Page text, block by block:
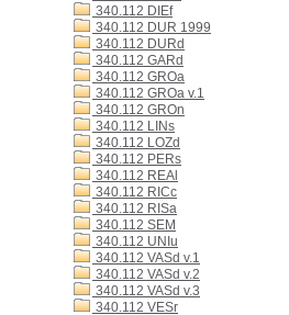
340.112 DIEf
340.112 DUR 1999
340.112 DURd
340.112 GARd
340.112 GROa
340.112 GROa v.1
340.112 GROn
340.112 LINs
340.112 LOZd
340.112 PERs
340.112 REAl
340.112 RICc
340.112 RISa
340.112 SEM
340.112 UNIu
340.112 VASd v.1
340.112 VASd v.2
340.112 VASd v.3
340.112 VESr